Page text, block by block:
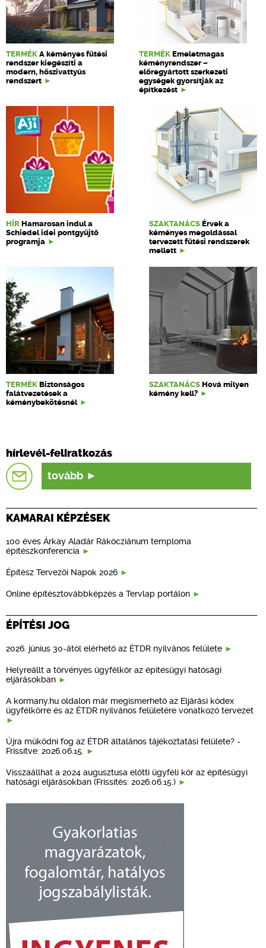
TERMÉK A kéményes fűtési
rendszer kiegészíti a
modern, hőszivattyús
rendszert
TERMÉK Emeletmagas
kéményrendszer –
előregyártott szerkezeti
egységek gyorsítják az
építkezést
HÍR Hamarosan indul a
Schiedel idei pontgyűjtő
programja
SZAKTANÁCS Érvek a
kéményes megoldással
tervezett fűtési rendszerek
mellett
TERMÉK Biztonságos
falátvezetések a
kéménybekötésnél
SZAKTANÁCS Hová milyen
kémény kell?
hírlevél-feliratkozás
tovább
KAMARAI KÉPZÉSEK
100 éves Árkay Aladár Rákócziánum temploma
építészkonferencia
Építész Tervezői Napok 2026
Online építésztovábbképzés a Tervlap portálon
ÉPÍTÉSI JOG
2026. június 30-ától elérhető az ÉTDR nyilvános felülete
Helyreállt a törvényes ügyfélkör az építésügyi hatósági
eljárásokban
A kormany.hu oldalon már megismerhető az Eljárási kódex
ügyfélkörre és az ÉTDR nyilvános felületére vonatkozó tervezet
Újra működni fog az ÉTDR általános tájékoztatási felülete? -
Frissítve: 2026.06.15.
Visszaállhat a 2024 augusztusa előtti ügyféli kör az építésügyi
hatósági eljárásokban (Frissítés: 2026.06.15.)